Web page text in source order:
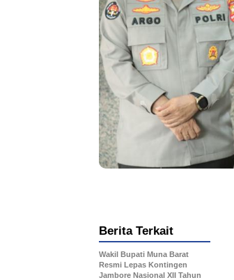
Berita Terkait
Wakil Bupati Muna Barat
Resmi Lepas Kontingen
Jambore Nasional XII Tahun